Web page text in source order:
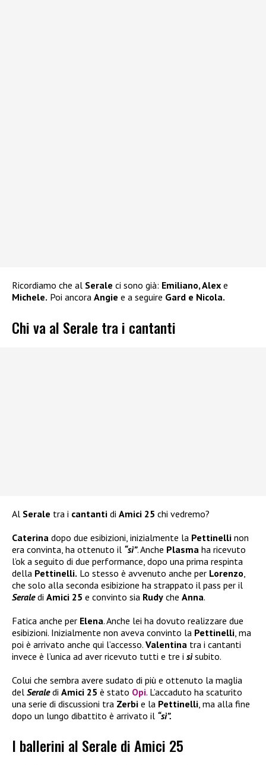
Ricordiamo che al Serale ci sono già: Emiliano, Alex e
Michele. Poi ancora Angie e a seguire Gard e Nicola.
Chi va al Serale tra i cantanti
Al Serale tra i cantanti di Amici 25 chi vedremo?
Caterina dopo due esibizioni, inizialmente la Pettinelli non
era convinta, ha ottenuto il “sì”. Anche Plasma ha ricevuto
l’ok a seguito di due performance, dopo una prima respinta
della Pettinelli. Lo stesso è avvenuto anche per Lorenzo
che solo alla seconda esibizione ha strappato il pass per il
Seraledi Amici 25 e convinto sia Rudy che Anna.
Fatica anche per Elena. Anche lei ha dovuto realizzare due
esibizioni. Inizialmente non aveva convinto la Pettinelli , ma
poi è arrivato anche qui l’accesso. Valentina tra i cantanti
invece è l’unica ad aver ricevuto tutti e tre i sìsubito.
Colui che sembra avere sudato di più e ottenuto la maglia
del Seraledi Amici 25 è stato Opi. L’accaduto ha scaturito
una serie di discussioni tra Zerbi e la Pettinelli , ma alla fine
dopo un lungo dibattito è arrivato il “sì”.
I ballerini al Serale di Amici 25